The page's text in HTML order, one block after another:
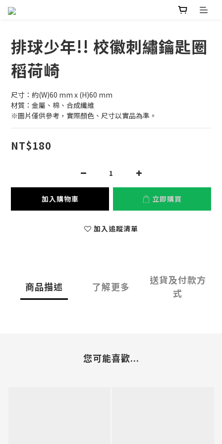
排球少年!! 校徽刺繡鑰匙圈
稻荷崎
尺寸：約(W)60 mm x (H)60 mm
材質：金屬、棉、合成纖維
※圖片僅供參考，實際顏色、尺寸以實品為準。
NT$180
加入購物車 立即購買
加入追蹤清單
商品描述 了解更多
送貨及付款方
式
您可能喜歡...